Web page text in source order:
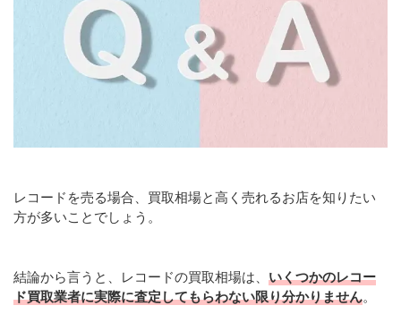
レコードを売る場合、買取相場と高く売れるお店を知りたい
方が多いことでしょう。
結論から言うと、レコードの買取相場は、 いくつかのレコー
ド買取業者に実際に査定してもらわない限り分かりません。